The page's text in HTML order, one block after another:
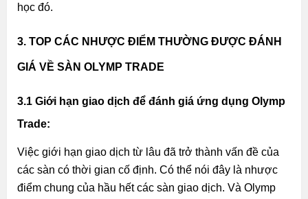
học đó.
3. TOP CÁC NHƯỢC ĐIỂM THƯỜNG ĐƯỢC ĐÁNH
GIÁ VỀ SÀN OLYMP TRADE
3.1 Giới hạn giao dịch để đánh giá ứng dụng Olymp
Trade:
Việc giới hạn giao dịch từ lâu đã trở thành vấn đề của
các sàn có thời gian cố định. Có thể nói đây là nhược
điểm chung của hầu hết các sàn giao dịch. Và Olymp